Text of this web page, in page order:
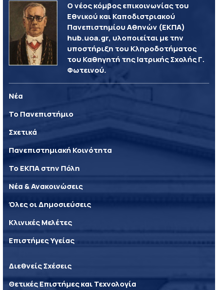
Ο νέος κόμβος επικοινωνίας του
Εθνικού και Καποδιστριακού
Πανεπιστημίου Αθηνών (ΕΚΠΑ)
hub.uoa.gr, υλοποιείται με την
υποστήριξη του Κληροδοτήματος
του Καθηγητή της Ιατρικής Σχολής Γ.
Φωτεινού.
Νέα
Το Πανεπιστήμιο
Σχετικά
Πανεπιστημιακή Κοινότητα
Το ΕΚΠΑ στην Πόλη
Νέα & Ανακοινώσεις
Όλες οι Δημοσιεύσεις
Κλινικές Μελέτες
Επιστήμες Υγείας
Διεθνείς Σχέσεις
Θετικές Επιστήμες και Τεχνολογία